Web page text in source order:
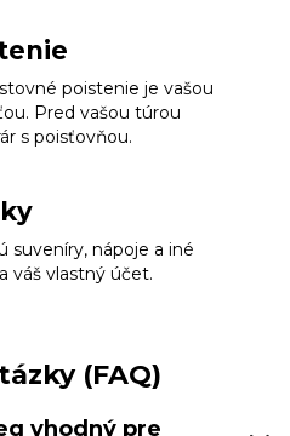
poistenie je vašou
Pred vašou túrou
s poisťovňou.
suveníry, nápoje a iné
váš vlastný účet.
(FAQ)
vhodný pre